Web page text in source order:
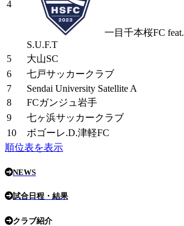
4
一目千本桜FC feat.
S.U.F.T
5 大山SC
6
七戸サッカークラブ
7
Sendai University Satellite A
8
FCガンジュ岩手
9
七ヶ浜サッカークラブ
10
ボゴーレ.D.津軽FC
順位表を表示
NEWS
試合日程・結果
クラブ紹介